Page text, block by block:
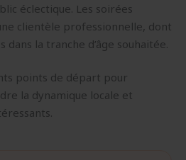
éclectique. Les soirées
clientèle professionnelle, dont
la tranche d’âge souhaitée.
points de départ pour
la dynamique locale et